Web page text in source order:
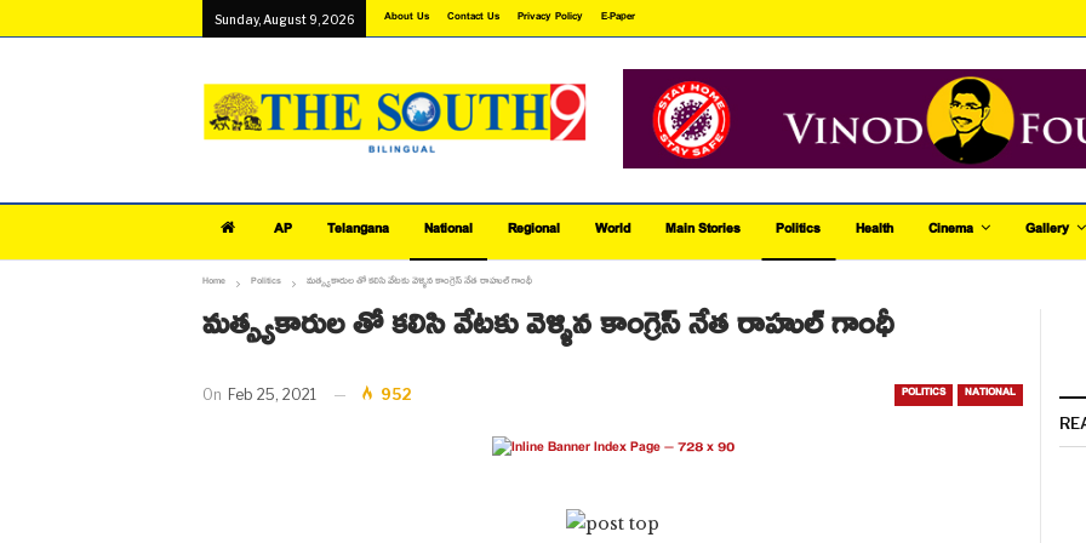
Sunday, August 9, 2026 About Us Contact Us Privacy Policy E-Paper
AP Telangana National Regional World Main Stories Politics Health Cinema Gallery
Home Politics మత్స్యకారుల తో కలిసి వేటకు వెళ్ళిన కాంగ్రెస్ నేత రాహుల్ గాంధీ
మత్స్యకారుల తో కలిసి వేటకు వెళ్ళిన కాంగ్రెస్ నేత రాహుల్ గాంధీ
POLITICS NATIONAL
On Feb 25, 2021 952